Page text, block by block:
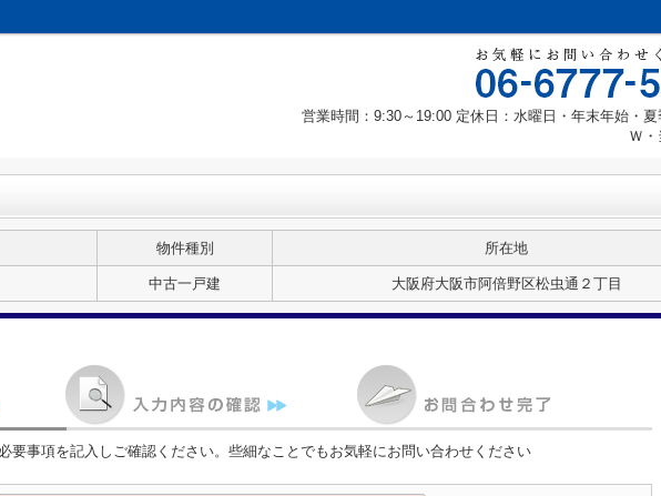
営業時間：9:30～19:00 定休日：水曜日・年末年始・夏
Ｗ・
物件種別 所在地
中古一戸建 大阪府大阪市阿倍野区松虫通２丁目
要事項を記入しご確認ください。些細なことでもお気軽にお問い合わせください